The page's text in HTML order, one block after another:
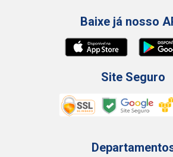
Baixe já nosso
Site Seguro